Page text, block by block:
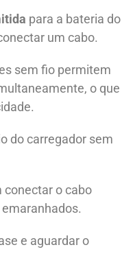
para a bateria do
um cabo.
sem fio permitem
o que
do carregador sem
conectar o cabo
e aguardar o